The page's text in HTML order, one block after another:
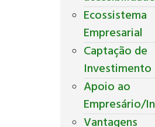
Ecossistema
Empresarial
Captação de
Investimento
Apoio ao
Empresário/
Vantagens